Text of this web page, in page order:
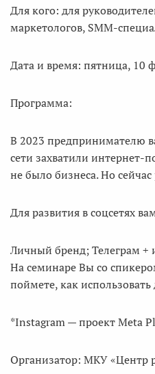
Для кого: для
маркетологов, SMM-
Дата и время: пятница, 10
Программа:
В 2023 предпринимателю
сети захватили интернет-
не было бизнеса. Но
Для развития в соцсетях
Личный бренд; Телеграм +
На семинаре Вы со
поймете, как использовать
*Instagram — проект Meta
Организатор: МКУ «Центр